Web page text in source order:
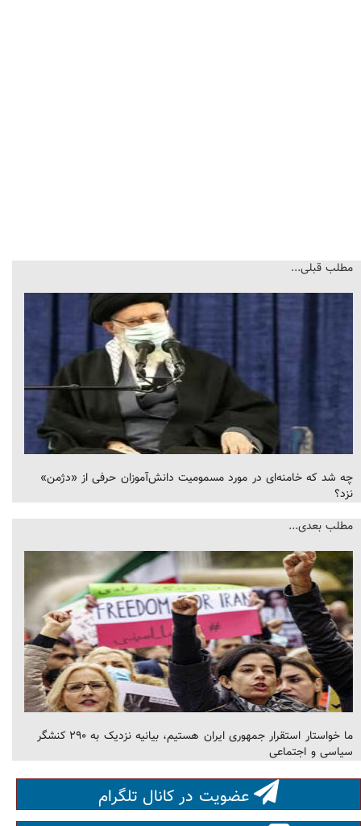
مطلب قبلی...
چه شد که خامنه‌ای در مورد مسمومیت دانش‌آموزان حرفی از «دژمن»
نزد؟
مطلب بعدی...
ما خواستار استقرار جمهوری ایران هستیم، بیانیه نزدیک به ۲۹۰ کنشگر
سیاسی و اجتماعی
عضویت در کانال تلگرام